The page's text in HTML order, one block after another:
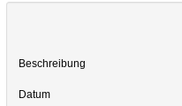
Beschreibung
Datum